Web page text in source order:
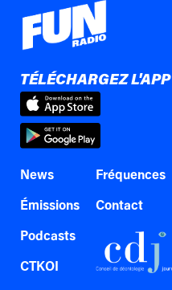
TÉLÉCHARGEZ L'APP
News
Émissions
Podcasts
CTKOI
Fréquences
Contact